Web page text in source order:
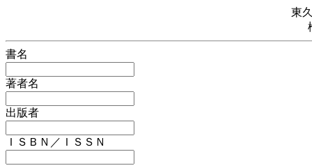
東
書名
著者名
出版者
ＩＳＢＮ／ＩＳＳＮ